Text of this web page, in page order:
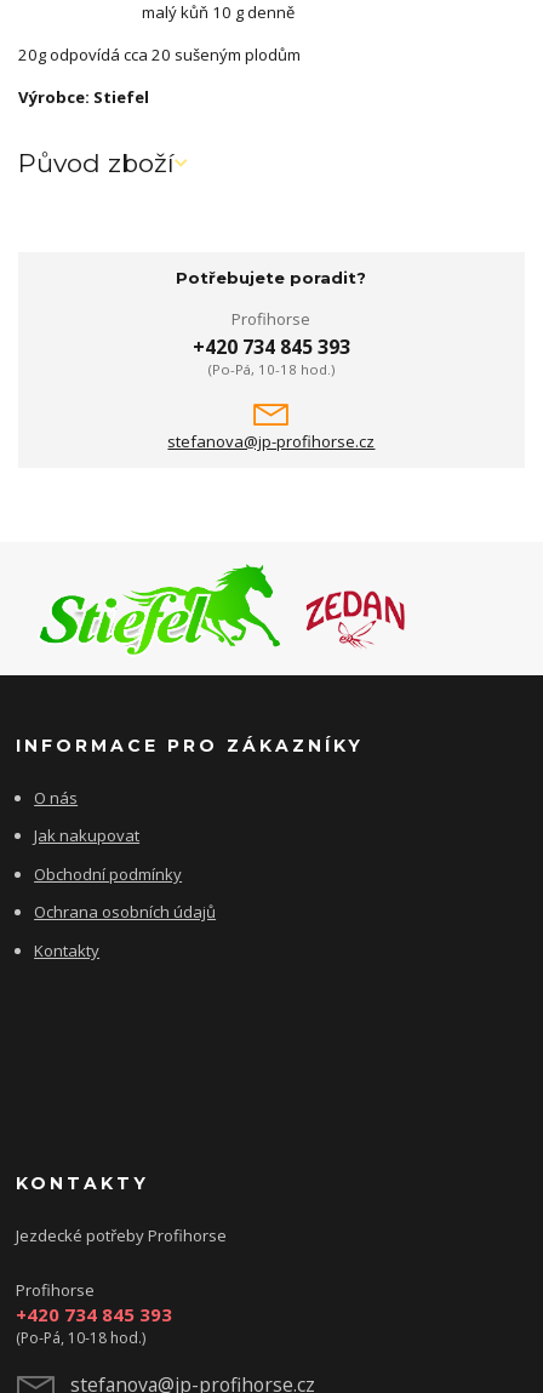
malý kůň 10 g denně
20g odpovídá cca 20 sušeným plodům
Výrobce: Stiefel
Původ zboží
Potřebujete poradit?
Profihorse
+420 734 845 393
(Po-Pá, 10-18 hod.)
stefanova@jp-profihorse.cz
INFORMACE PRO ZÁKAZNÍKY
O nás
Jak nakupovat
Obchodní podmínky
Ochrana osobních údajů
Kontakty
KONTAKTY
Jezdecké potřeby Profihorse
Profihorse
+420 734 845 393
(Po-Pá, 10-18 hod.)
stefanova@jp-profihorse.cz